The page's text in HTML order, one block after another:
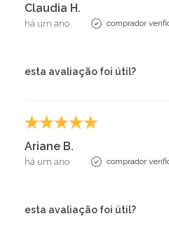
Claudia H.
há um ano comprador
esta avaliação foi útil?
Ariane B.
há um ano comprador
esta avaliação foi útil?